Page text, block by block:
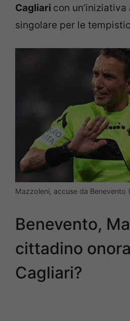
Cagliari con
singolare per le
Mazzoleni, accuse da Benevento
Benevento,
cittadino
Cagliari?